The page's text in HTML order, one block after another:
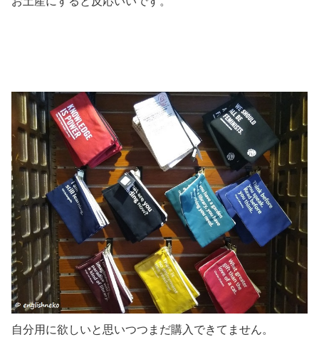
自分用に欲しいと思いつつまだ購入できてません。